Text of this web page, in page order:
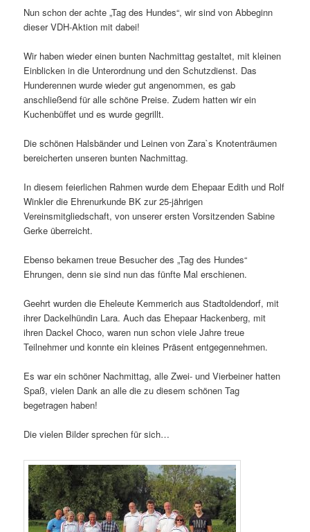
Nun schon der achte „Tag des Hundes“, wir sind von Abbeginn
dieser VDH-Aktion mit dabei!
Wir haben wieder einen bunten Nachmittag gestaltet, mit kleinen
Einblicken in die Unterordnung und den Schutzdienst. Das
Hunderennen wurde wieder gut angenommen, es gab
anschließend für alle schöne Preise. Zudem hatten wir ein
Kuchenbüffet und es wurde gegrillt.
Die schönen Halsbänder und Leinen von Zara`s Knotenträumen
bereicherten unseren bunten Nachmittag.
In diesem feierlichen Rahmen wurde dem Ehepaar Edith und Rolf
Winkler die Ehrenurkunde BK zur 25-jährigen
Vereinsmitgliedschaft, von unserer ersten Vorsitzenden Sabine
Gerke überreicht.
Ebenso bekamen treue Besucher des „Tag des Hundes“
Ehrungen, denn sie sind nun das fünfte Mal erschienen.
Geehrt wurden die Eheleute Kemmerich aus Stadtoldendorf, mit
ihrer Dackelhündin Lara. Auch das Ehepaar Hackenberg, mit
ihren Dackel Choco, waren nun schon viele Jahre treue
Teilnehmer und konnte ein kleines Präsent entgegennehmen.
Es war ein schöner Nachmittag, alle Zwei- und Vierbeiner hatten
Spaß, vielen Dank an alle die zu diesem schönen Tag
begetragen haben!
Die vielen Bilder sprechen für sich…